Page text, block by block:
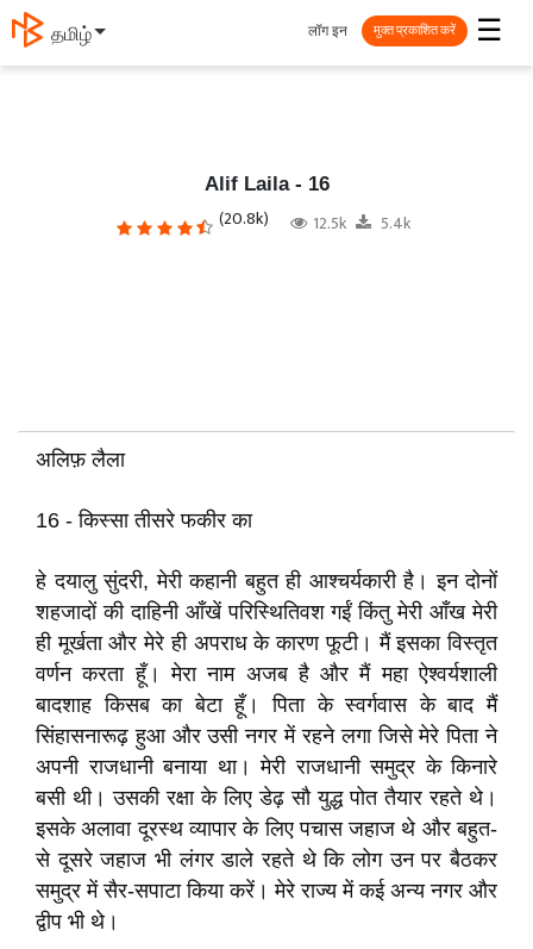
தமிழ் ☰
लॉग इन मुक्त प्रकाशित करें
Alif Laila - 16
(20.8k) 12.5k 5.4k
अलिफ़ लैला
16 - किस्सा तीसरे फकीर का
हे दयालु सुंदरी, मेरी कहानी बहुत ही आश्चर्यकारी है। इन दोनों
शहजादों की दाहिनी आँखें परिस्थितिवश गईं किंतु मेरी आँख मेरी
ही मूर्खता और मेरे ही अपराध के कारण फूटी। मैं इसका विस्तृत
वर्णन करता हूँ। मेरा नाम अजब है और मैं महा ऐश्वर्यशाली
बादशाह किसब का बेटा हूँ। पिता के स्वर्गवास के बाद मैं
सिंहासनारूढ़ हुआ और उसी नगर में रहने लगा जिसे मेरे पिता ने
अपनी राजधानी बनाया था। मेरी राजधानी समुद्र के किनारे
बसी थी। उसकी रक्षा के लिए डेढ़ सौ युद्ध पोत तैयार रहते थे।
इसके अलावा दूरस्थ व्यापार के लिए पचास जहाज थे और बहुत-
से दूसरे जहाज भी लंगर डाले रहते थे कि लोग उन पर बैठकर
समुद्र में सैर-सपाटा किया करें। मेरे राज्य में कई अन्य नगर और
द्वीप भी थे।